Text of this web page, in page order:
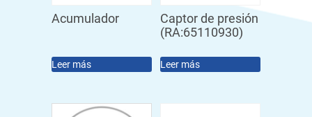
Acumulador
Leer más
Captor de presión
(RA:65110930)
Leer más